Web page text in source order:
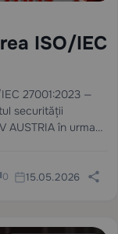
ISO/IEC
27001:2023 —
securității
AUSTRIA în urma
0 15.05.2026